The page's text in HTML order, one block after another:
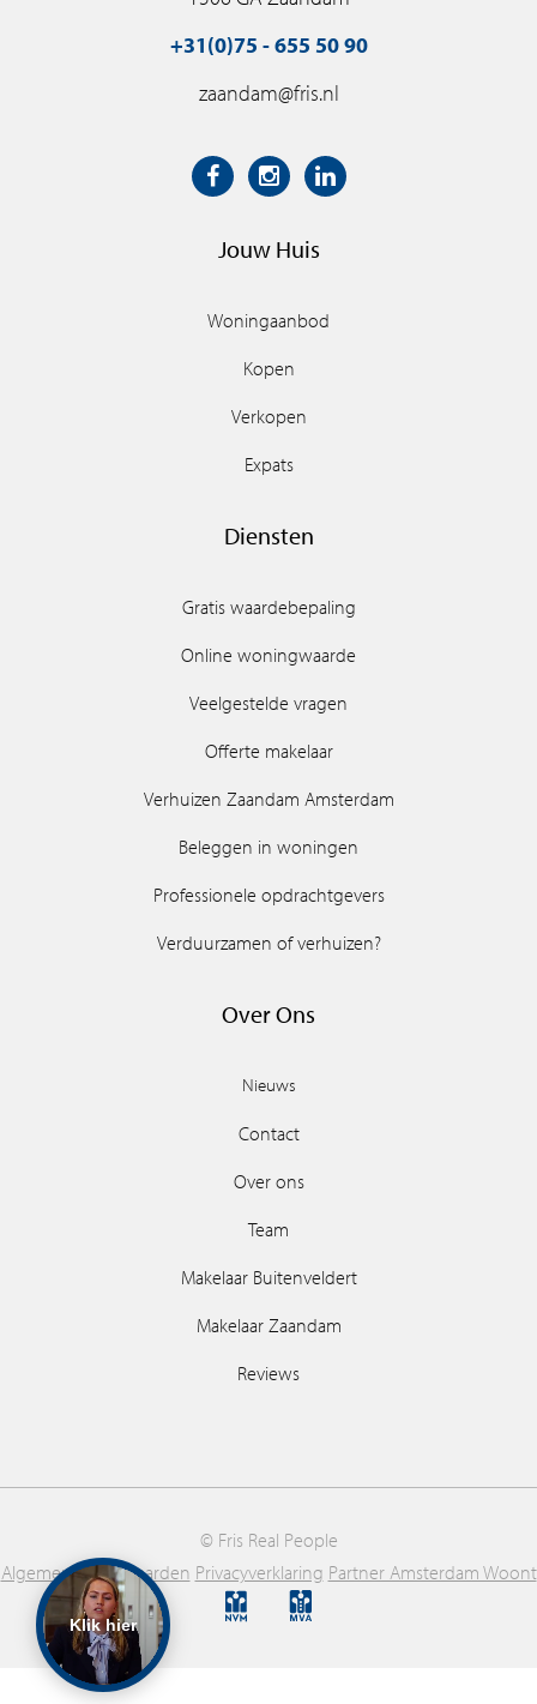
+31(0)75 - 655 50 90
zaandam@fris.nl
Jouw Huis
Woningaanbod
Kopen
Verkopen
Expats
Diensten
Gratis waardebepaling
Online woningwaarde
Veelgestelde vragen
Offerte makelaar
Verhuizen Zaandam Amsterdam
Beleggen in woningen
Professionele opdrachtgevers
Verduurzamen of verhuizen?
Over Ons
Nieuws
Contact
Over ons
Team
Makelaar Buitenveldert
Makelaar Zaandam
Reviews
© Fris Real People
Algemene voorwaarden Privacyverklaring Partner Amsterdam Woont
Klik hier